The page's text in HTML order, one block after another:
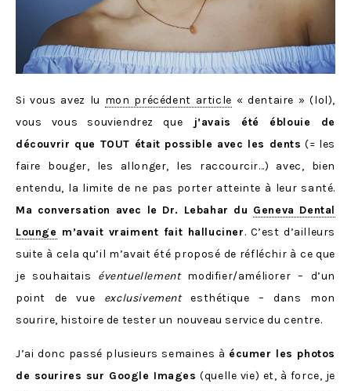
Si vous avez lu mon précédent article « dentaire » (lol),
vous vous souviendrez que j’avais été éblouie de
découvrir que TOUT était possible avec les dents (= les
faire bouger, les allonger, les raccourcir…) avec, bien
entendu, la limite de ne pas porter atteinte à leur santé.
Ma conversation avec le Dr. Lebahar du Geneva Dental
Lounge m’avait vraiment fait halluciner. C’est d’ailleurs
suite à cela qu’il m’avait été proposé de réfléchir à ce que
je souhaitais éventuellementmodifier/améliorer – d’un
point de vue exclusivementesthétique – dans mon
sourire, histoire de tester un nouveau service du centre.
J’ai donc passé plusieurs semaines à écumer les photos
de sourires sur Google Images (quelle vie) et, à force, je